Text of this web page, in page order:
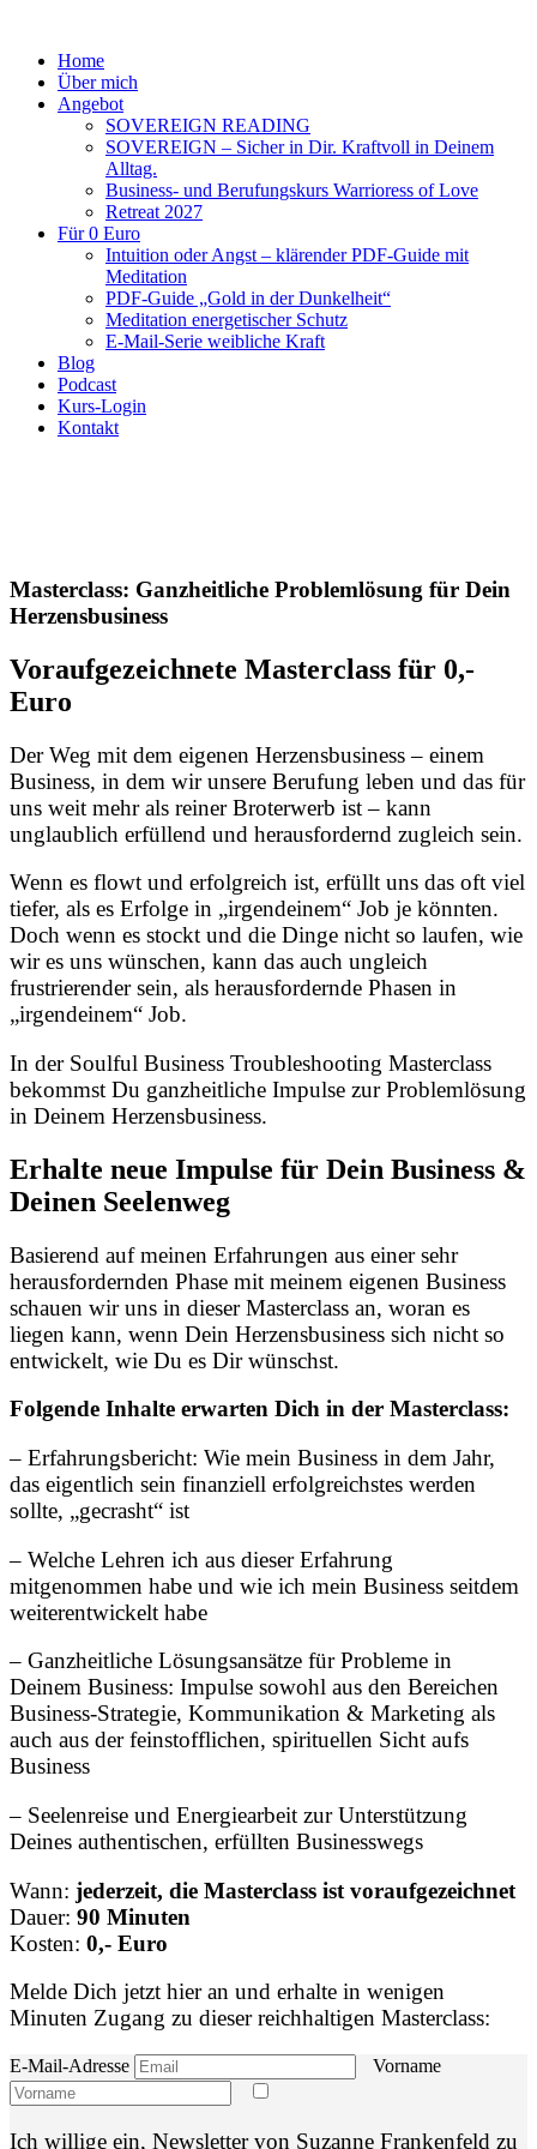
Home
Über mich
Angebot
SOVEREIGN READING
SOVEREIGN – Sicher in Dir. Kraftvoll in Deinem
Alltag.
Business- und Berufungskurs Warrioress of Love
Retreat 2027
Für 0 Euro
Intuition oder Angst – klärender PDF-Guide mit
Meditation
PDF-Guide „Gold in der Dunkelheit“
Meditation energetischer Schutz
E-Mail-Serie weibliche Kraft
Blog
Podcast
Kurs-Login
Kontakt
Masterclass: Ganzheitliche Problemlösung für Dein
Herzensbusiness
Voraufgezeichnete Masterclass für 0,-
Euro
Der Weg mit dem eigenen Herzensbusiness – einem
Business, in dem wir unsere Berufung leben und das für
uns weit mehr als reiner Broterwerb ist – kann
unglaublich erfüllend und herausfordernd zugleich sein.
Wenn es flowt und erfolgreich ist, erfüllt uns das oft viel
tiefer, als es Erfolge in „irgendeinem“ Job je könnten.
Doch wenn es stockt und die Dinge nicht so laufen, wie
wir es uns wünschen, kann das auch ungleich
frustrierender sein, als herausfordernde Phasen in
„irgendeinem“ Job.
In der Soulful Business Troubleshooting Masterclass
bekommst Du ganzheitliche Impulse zur Problemlösung
in Deinem Herzensbusiness.
Erhalte neue Impulse für Dein Business &
Deinen Seelenweg
Basierend auf meinen Erfahrungen aus einer sehr
herausfordernden Phase mit meinem eigenen Business
schauen wir uns in dieser Masterclass an, woran es
liegen kann, wenn Dein Herzensbusiness sich nicht so
entwickelt, wie Du es Dir wünschst.
Folgende Inhalte erwarten Dich in der Masterclass:
– Erfahrungsbericht: Wie mein Business in dem Jahr,
das eigentlich sein finanziell erfolgreichstes werden
sollte, „gecrasht“ ist
– Welche Lehren ich aus dieser Erfahrung
mitgenommen habe und wie ich mein Business seitdem
weiterentwickelt habe
– Ganzheitliche Lösungsansätze für Probleme in
Deinem Business: Impulse sowohl aus den Bereichen
Business-Strategie, Kommunikation & Marketing als
auch aus der feinstofflichen, spirituellen Sicht aufs
Business
– Seelenreise und Energiearbeit zur Unterstützung
Deines authentischen, erfüllten Businesswegs
Wann: jederzeit, die Masterclass ist voraufgezeichnet
Dauer: 90 Minuten
Kosten: 0,- Euro
Melde Dich jetzt hier an und erhalte in wenigen
Minuten Zugang zu dieser reichhaltigen Masterclass:
E-Mail-Adresse Vorname
Ich willige ein, Newsletter von Suzanne Frankenfeld zu